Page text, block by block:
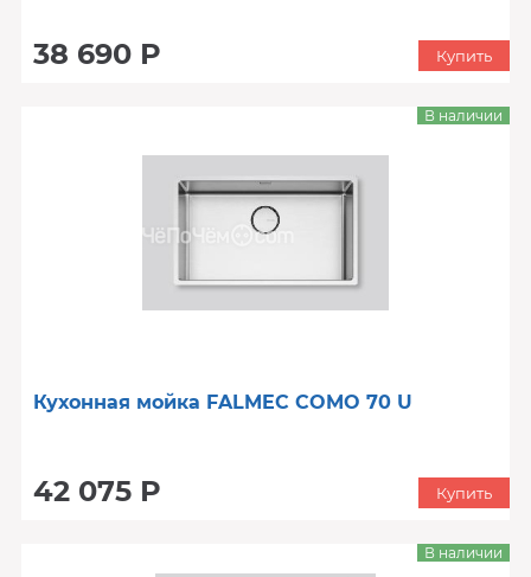
38 690 Р Купить
Кухонная мойка FALMEC COMO 70 U
42 075 Р
В наличии
Купить
В наличии